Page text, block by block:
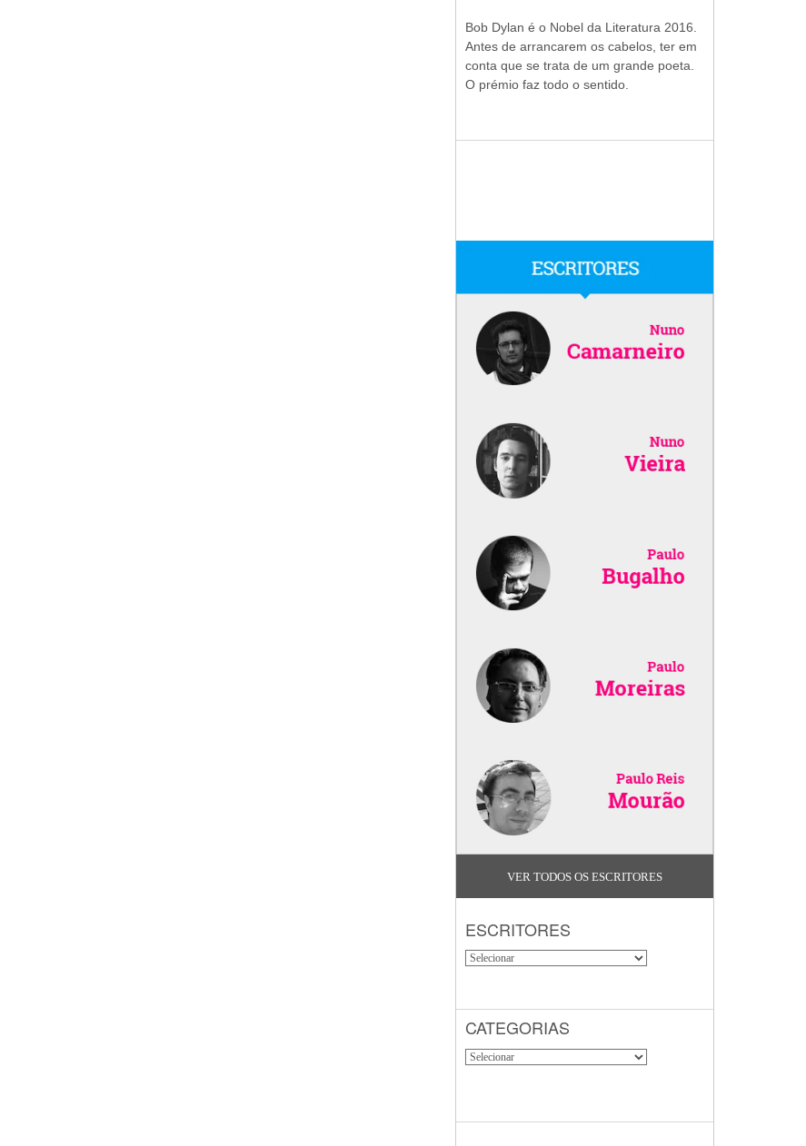
Bob Dylan é o Nobel da Literatura 2016.
Antes de arrancarem os cabelos, ter em
conta que se trata de um grande poeta.
O prémio faz todo o sentido.
VER TODOS OS ESCRITORES
ESCRITORES
CATEGORIAS